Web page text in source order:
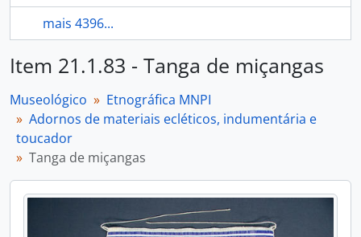
mais 4396...
Item 21.1.83 - Tanga de miçangas
Museológico
Etnográfica MNPI
Adornos de materiais ecléticos, indumentária e
toucador
Tanga de miçangas